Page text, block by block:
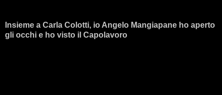
Insieme a Carla Colotti, io Angelo Mangiapane ho aperto
gli occhi e ho visto il Capolavoro